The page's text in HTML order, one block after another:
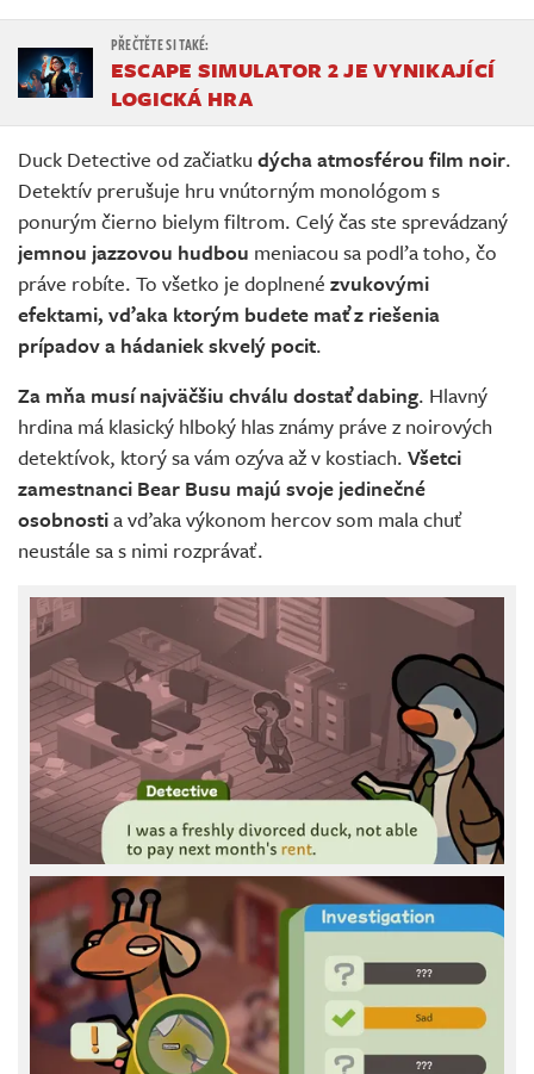
ESCAPE SIMULATOR 2 JE VYNIKAJÍCÍ
LOGICKÁ HRA
Duck Detective od začiatku dýcha atmosférou film noir.
Detektív prerušuje hru vnútorným monológom s
ponurým čierno bielym filtrom. Celý čas ste sprevádzaný
jemnou jazzovou hudbou meniacou sa podľa toho, čo
práve robíte. To všetko je doplnené zvukovými
efektami, vďaka ktorým budete mať z riešenia
prípadov a hádaniek skvelý pocit.
Za mňa musí najväčšiu chválu dostať dabing. Hlavný
hrdina má klasický hlboký hlas známy práve z noirových
detektívok, ktorý sa vám ozýva až v kostiach. Všetci
zamestnanci Bear Busu majú svoje jedinečné
osobnostia vďaka výkonom hercov som mala chuť
neustále sa s nimi rozprávať.